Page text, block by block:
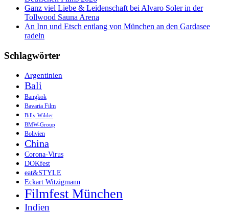
Ganz viel Liebe & Leidenschaft bei Alvaro Soler in der
Tollwood Sauna Arena
An Inn und Etsch entlang von München an den Gardasee
radeln
Schlagwörter
Argentinien
Bali
Bangkok
Bavaria Film
Billy Wilder
BMW-Group
Bolivien
China
Corona-Virus
DOKfest
eat&STYLE
Eckart Witzigmann
Filmfest München
Indien